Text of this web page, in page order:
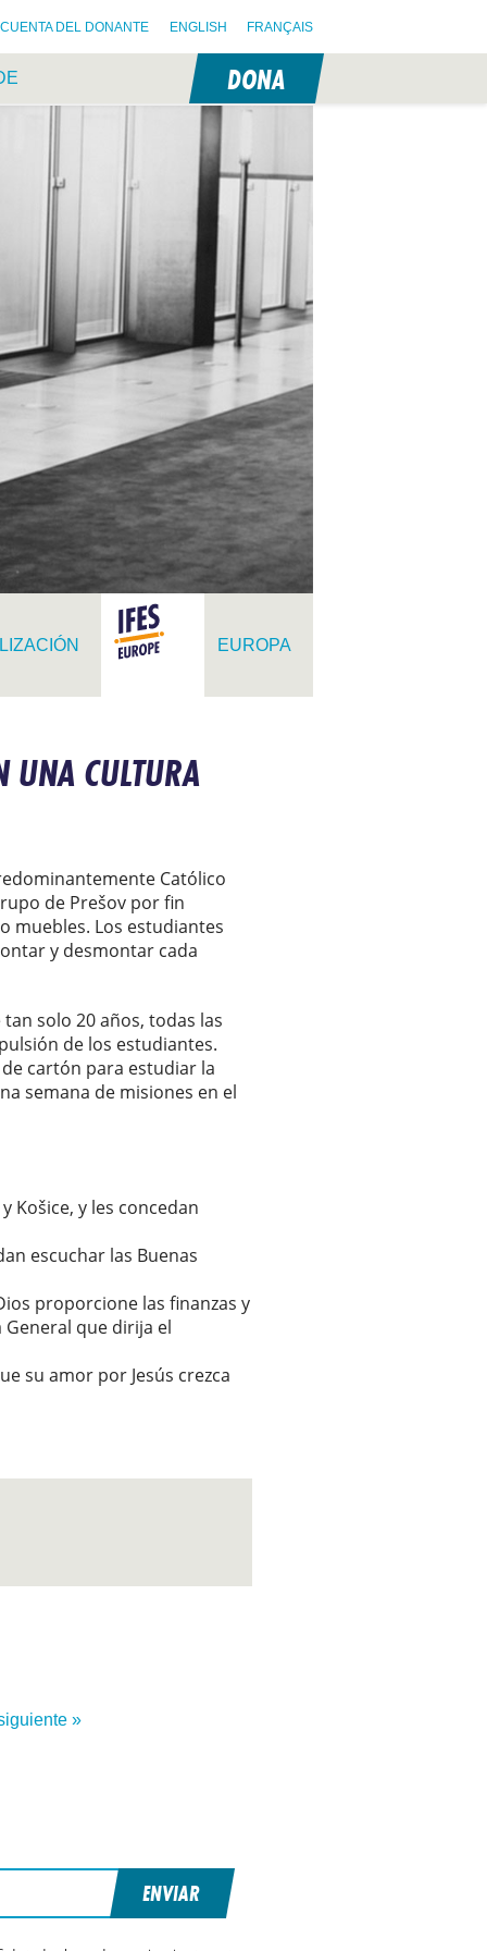
CUENTA DEL DONANTE ENGLISH FRANÇAIS
DONA
EUROPA
UNA CULTURA
Católico
de Prešov por fin
muebles. Los estudiantes
y desmontar cada
solo 20 años, todas las
de los estudiantes.
cartón para estudiar la
semana de misiones en el
Košice, y les concedan
escuchar las Buenas
proporcione las finanzas y
que dirija el
su amor por Jesús crezca
»
ENVIAR